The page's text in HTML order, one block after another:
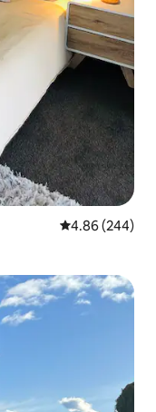
レビュー244
4.86 (244)